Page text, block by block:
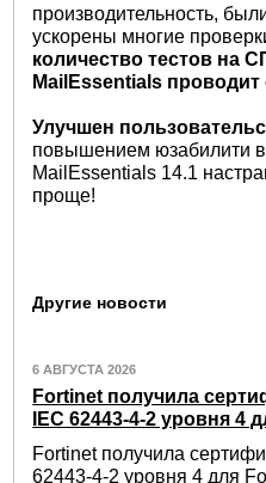
производительность,
ускорены многие
количество тестов на
MailEssentials
Улучшен
повышением юзабилити в
MailEssentials 14.1
проще!
Другие новости
6 АВГУСТА 2026
Fortinet получила
IEC 62443-4-2 уровня 4
Fortinet получила
62443-4-2 уровня 4 для